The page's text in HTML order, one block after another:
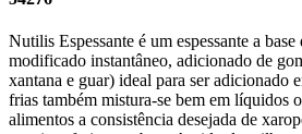
Nutilis Espessante é um espessante a
modificado instantâneo, adicionado de
xantana e guar) ideal para ser adicionado
frias também mistura-se bem em líquidos
alimentos a consistência desejada de